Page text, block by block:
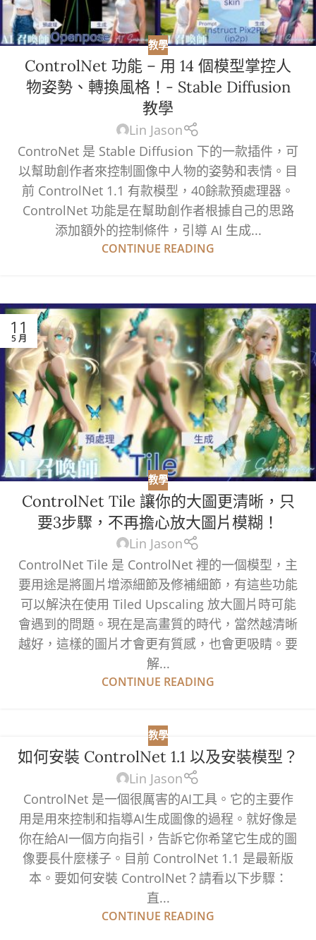
教學
ControlNet 功能 – 用 14 個模型掌控人
物姿勢、轉換風格！- Stable Diffusion
教學
Lin Jason
ControNet 是 Stable Diffusion 下的一款插件，可
以幫助創作者來控制圖像中人物的姿勢和表情。目
前 ControlNet 1.1 有款模型，40餘款預處理器。
ControlNet 功能是在幫助創作者根據自己的思路
添加額外的控制條件，引導 AI 生成...
CONTINUE READING
11
5 月
教學
ControlNet Tile 讓你的大圖更清晰，只
要3步驟，不再擔心放大圖片模糊！
Lin Jason
ControlNet Tile 是 ControlNet 裡的一個模型，主
要用途是將圖片增添細節及修補細節，有這些功能
可以解決在使用 Tiled Upscaling 放大圖片時可能
會遇到的問題。現在是高畫質的時代，當然越清晰
越好，這樣的圖片才會更有質感，也會更吸睛。要
解...
CONTINUE READING
教學
如何安裝 ControlNet 1.1 以及安裝模型？
Lin Jason
ControlNet 是一個很厲害的AI工具。它的主要作
用是用來控制和指導AI生成圖像的過程。就好像是
你在給AI一個方向指引，告訴它你希望它生成的圖
像要長什麼樣子。目前 ControlNet 1.1 是最新版
本。要如何安裝 ControlNet？請看以下步驟：
直...
CONTINUE READING